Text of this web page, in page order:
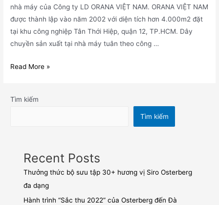
nhà máy của Công ty LD ORANA VIỆT NAM. ORANA VIỆT NAM
được thành lập vào năm 2002 với diện tích hơn 4.000m2 đặt
tại khu công nghiệp Tân Thới Hiệp, quận 12, TP.HCM. Dây
chuyền sản xuất tại nhà máy tuân theo công …
Read More »
Tìm kiếm
Tìm kiếm
Recent Posts
Thưởng thức bộ sưu tập 30+ hương vị Siro Osterberg
đa dạng
Hành trình “Sắc thu 2022” của Osterberg đến Đà